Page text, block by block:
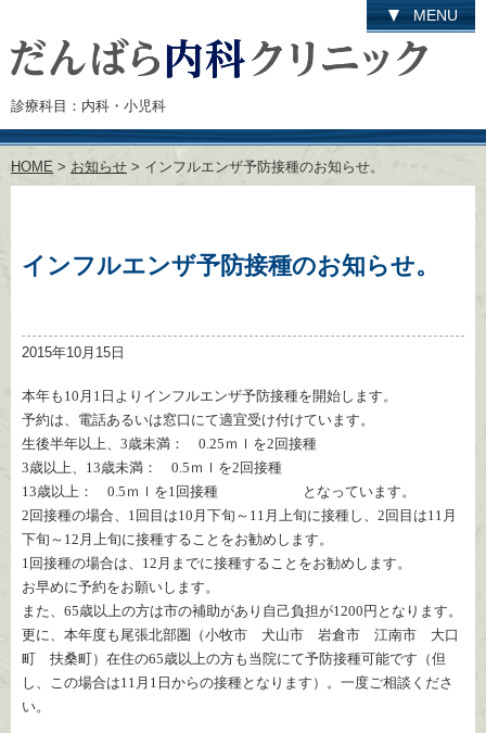
診療科目：内科・小児科
HOME > お知らせ > インフルエンザ予防接種のお知らせ。
インフルエンザ予防接種のお知らせ。
2015年10月15日
本年も10月1日よりインフルエンザ予防接種を開始します。
予約は、電話あるいは窓口にて適宜受け付けています。
生後半年以上、3歳未満： 0.25ｍｌを2回接種
3歳以上、13歳未満： 0.5ｍｌを2回接種
13歳以上： 0.5ｍｌを1回接種
となっています。
2回接種の場合、1回目は10月下旬～11月上旬に接種し、2回目は11月
下旬～12月上旬に接種することをお勧めします。
1回接種の場合は、12月までに接種することをお勧めします。
お早めに予約をお願いします。
また、65歳以上の方は市の補助があり自己負担が1200円となります。
更に、本年度も尾張北部圏（小牧市 犬山市 岩倉市 江南市 大口
町 扶桑町）在住の65歳以上の方も当院にて予防接種可能です（但
し、この場合は11月1日からの接種となります）。一度ご相談くださ
い。
MENU